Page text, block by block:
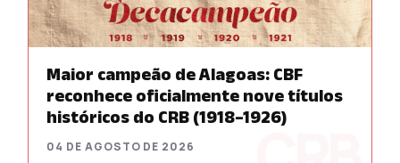
Maior campeão de Alagoas: CBF
reconhece oficialmente nove títulos
históricos do CRB (1918–1926)
04 DE AGOSTO DE 2026